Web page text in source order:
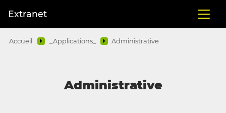
Extranet
Accueil _Applications_ Administrative
Administrative